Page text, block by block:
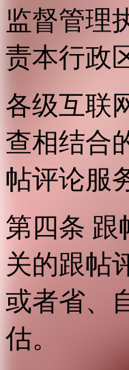
监督管理
责本行政
各级互联
查相结合
帖评论服
第四条 跟
关的跟帖
或者省、
估。